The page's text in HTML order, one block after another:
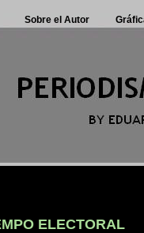
Sobre el Autor
ELECTORAL